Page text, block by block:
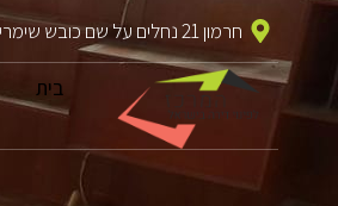
חרמון 21 נחלים על שם כובש שימרית. ת.ד 530904000
בית